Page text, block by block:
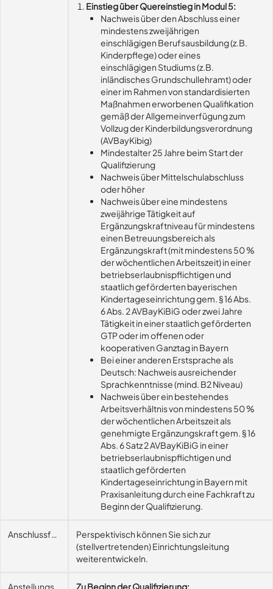
Einstieg über Quereinstieg in Modul 5:
Nachweis über den Abschluss einer
mindestens zweijährigen
einschlägigen Berufsausbildung (z.B.
Kinderpflege) oder eines
einschlägigen Studiums (z.B.
inländisches Grundschullehramt) oder
einer im Rahmen von standardisierten
Maßnahmen erworbenen Qualifikation
gemäß der Allgemeinverfügung zum
Vollzug der Kinderbildungsverordnung
(AVBayKibig)
Mindestalter 25 Jahre beim Start der
Qualifizierung
Nachweis über Mittelschulabschluss
oder höher
Nachweis über eine mindestens
zweijährige Tätigkeit auf
Ergänzungskraftniveau für mindestens
einen Betreuungsbereich als
Ergänzungskraft (mit mindestens 50 %
der wöchentlichen Arbeitszeit) in einer
betriebserlaubnispflichtigen und
staatlich geförderten bayerischen
Kindertageseinrichtung gem. § 16 Abs.
6 Abs. 2 AVBayKiBiG oder zwei Jahre
Tätigkeit in einer staatlich geförderten
GTP oder im offenen oder
kooperativen Ganztag in Bayern
Bei einer anderen Erstsprache als
Deutsch: Nachweis ausreichender
Sprachkenntnisse (mind. B2 Niveau)
Nachweis über ein bestehendes
Arbeitsverhältnis von mindestens 50 %
der wöchentlichen Arbeitszeit als
genehmigte Ergänzungskraft gem. § 16
Abs. 6 Satz 2 AVBayKiBiG in einer
betriebserlaubnispflichtigen und
staatlich geförderten
Kindertageseinrichtung in Bayern mit
Praxisanleitung durch eine Fachkraft zu
Beginn der Qualifizierung.
AnschlussfähigkeitPerspektivisch können Sie sich zur
(stellvertretenden) Einrichtungsleitung
weiterentwickeln.
AnstellungsmöglichkeitZu Beginn der Qualifizierung: